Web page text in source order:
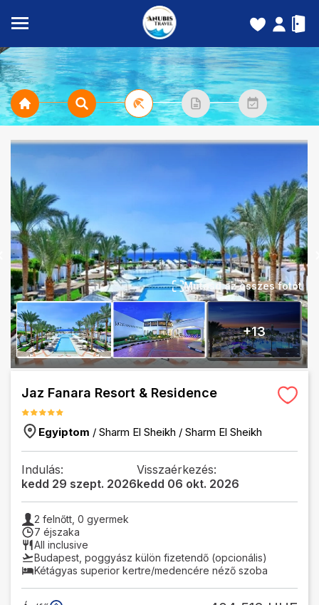
Mutasd az összes fotót
+13
Jaz Fanara Resort & Residence
Egyiptom / Sharm El Sheikh / Sharm El Sheikh
Indulás:
kedd 29 szept. 2026
Visszaérkezés:
kedd 06 okt. 2026
2 felnőtt, 0 gyermek
7 éjszaka
All inclusive
Budapest poggyász külön fizetendő (opcionális)
Kétágyas superior kertre/medencére néző szoba